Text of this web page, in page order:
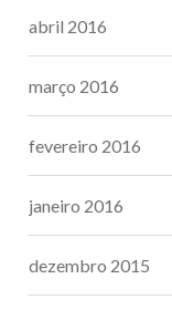
abril 2016
março 2016
fevereiro 2016
janeiro 2016
dezembro 2015